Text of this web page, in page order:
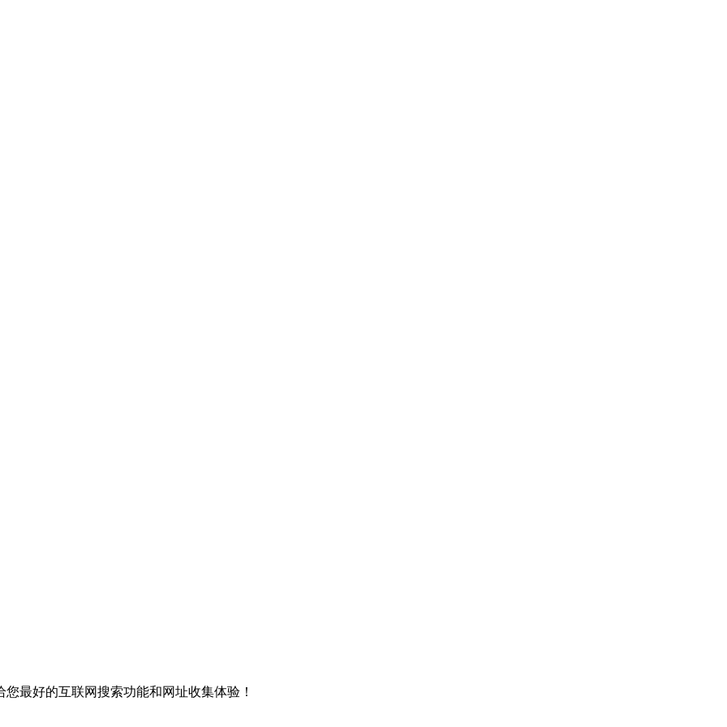
最好的互联网搜索功能和网址收集体验！